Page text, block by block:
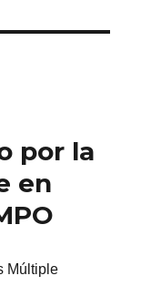
por la
en
Múltiple